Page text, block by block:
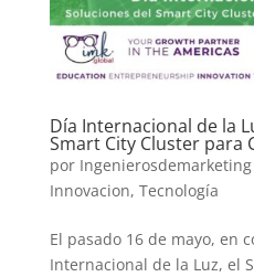
Día Internacional de la
Smart City Cluster para
por Ingenierosdemarketing
Innovacion, Tecnología
El pasado 16 de mayo, en
Internacional de la Luz, el